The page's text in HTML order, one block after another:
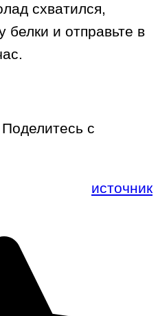
схватился,
белки и отправьте в
с
источник